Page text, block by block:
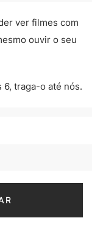
ver filmes com
ouvir o seu
6, traga-o até nós.